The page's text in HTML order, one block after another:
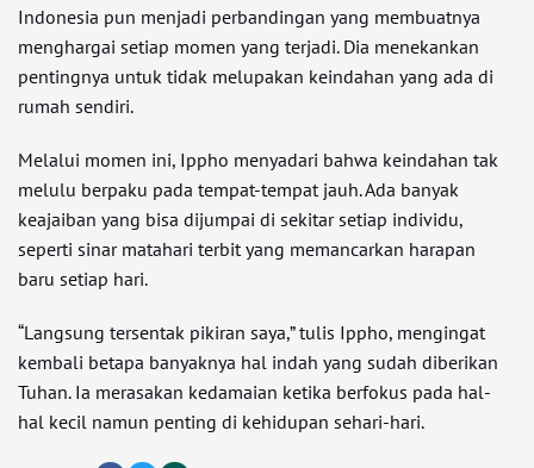
Indonesia pun menjadi perbandingan yang membuatnya
menghargai setiap momen yang terjadi. Dia menekankan
pentingnya untuk tidak melupakan keindahan yang ada di
rumah sendiri.
Melalui momen ini, Ippho menyadari bahwa keindahan tak
melulu berpaku pada tempat-tempat jauh. Ada banyak
keajaiban yang bisa dijumpai di sekitar setiap individu,
seperti sinar matahari terbit yang memancarkan harapan
baru setiap hari.
“Langsung tersentak pikiran saya,” tulis Ippho, mengingat
kembali betapa banyaknya hal indah yang sudah diberikan
Tuhan. Ia merasakan kedamaian ketika berfokus pada hal-
hal kecil namun penting di kehidupan sehari-hari.